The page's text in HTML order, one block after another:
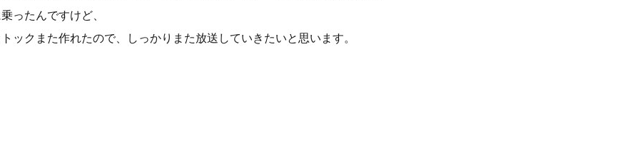
ったんですけど、
ックまた作れたので、しっかりまた放送していきたいと思います。